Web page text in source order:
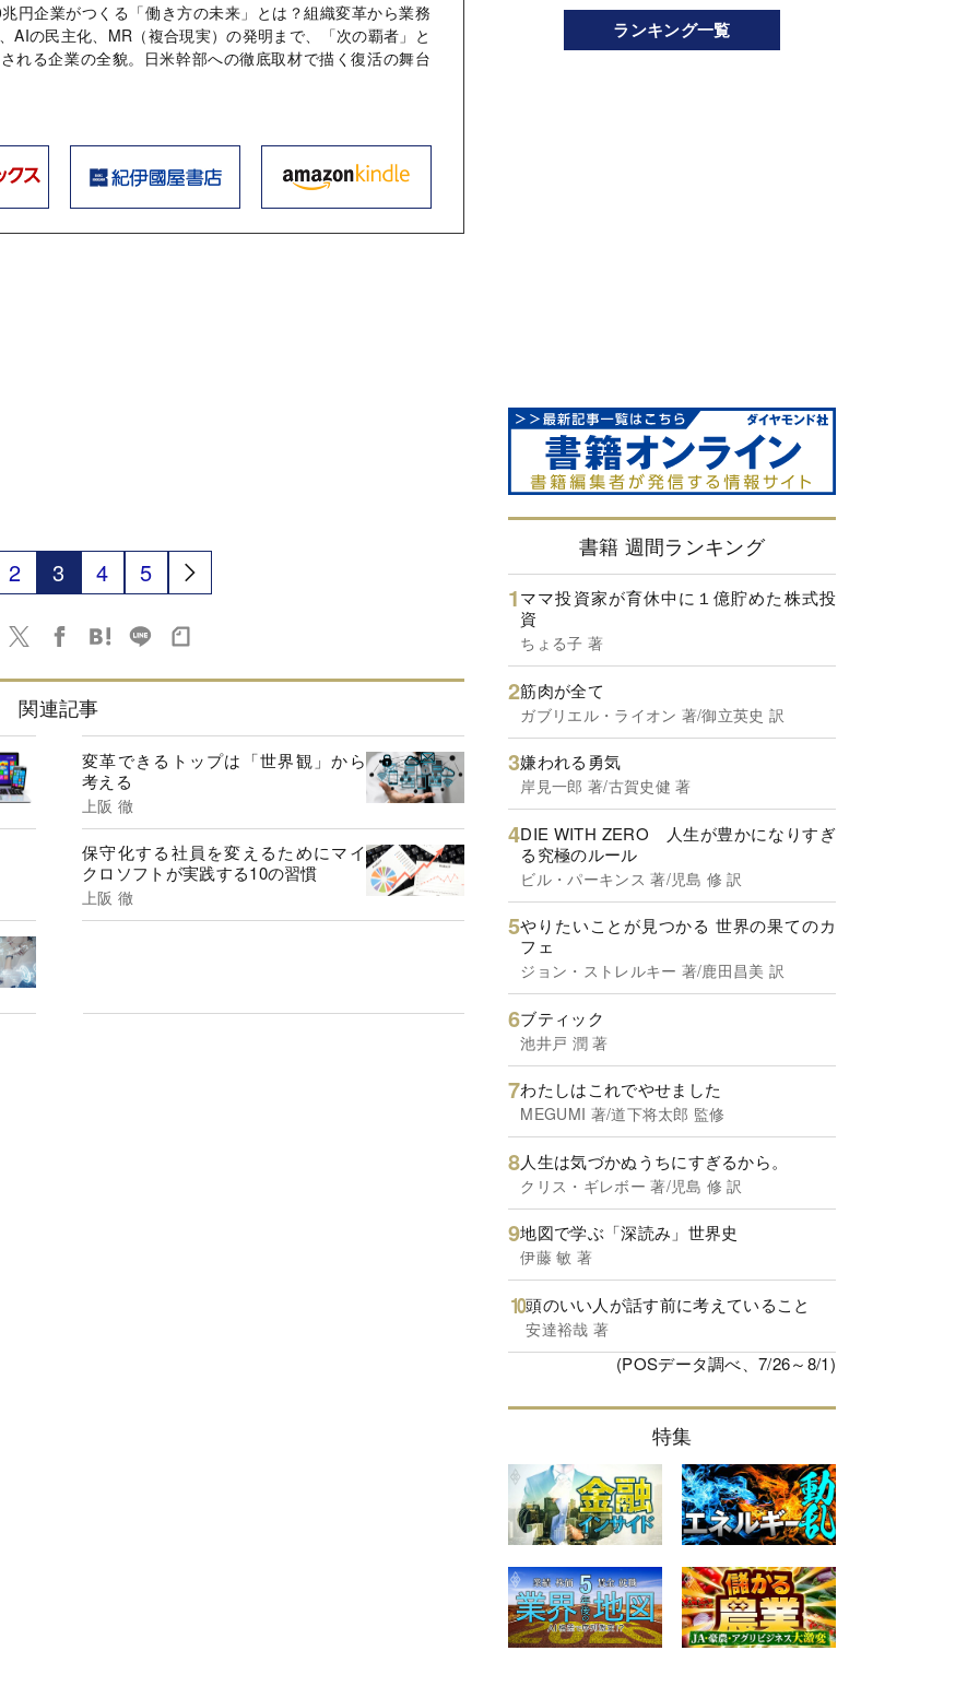
円企業がつくる「働き方の未来」とは？組織変革から業務
AIの民主化、MR（複合現実）の発明まで、「次の覇者」と
れる企業の全貌。日米幹部への徹底取材で描く復活の舞台
2 3 4 5
関連記事
変革できるトップは「世界観」から
考える
上阪 徹
保守化する社員を変えるためにマイ
クロソフトが実践する10の習慣
上阪 徹
ランキング一覧
書籍 週間ランキング
ママ投資家が育休中に１億貯めた株式投
資
ちょる子 著
筋肉が全て
ガブリエル・ライオン 著/御立英史 訳
嫌われる勇気
岸見一郎 著/古賀史健 著
DIE WITH ZERO 人生が豊かになりすぎ
る究極のルール
ビル・パーキンス 著/児島 修 訳
やりたいことが見つかる 世界の果てのカ
フェ
ジョン・ストレルキー 著/鹿田昌美 訳
ブティック
池井戸 潤 著
わたしはこれでやせました
MEGUMI 著/道下将太郎 監修
人生は気づかぬうちにすぎるから。
クリス・ギレボー 著/児島 修 訳
地図で学ぶ「深読み」世界史
伊藤 敏 著
頭のいい人が話す前に考えていること
安達裕哉 著
(POSデータ調べ、7/26～8/1)
特集